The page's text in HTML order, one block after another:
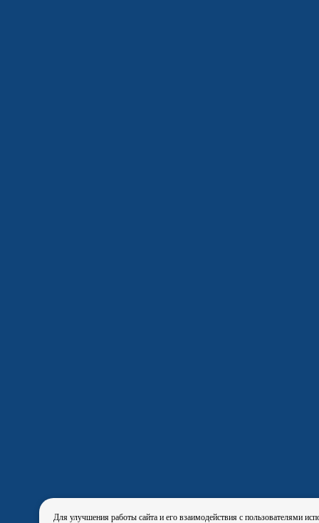
Для улучшения работы сайта и его взаимодействия с пользователями